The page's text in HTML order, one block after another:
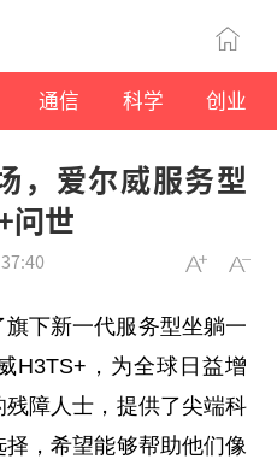
通信 科学 创业
，爱尔威服务型
问世
下新一代服务型坐躺一
H3TS+，为全球日益增
障人士，提供了尖端科
，希望能够帮助他们像